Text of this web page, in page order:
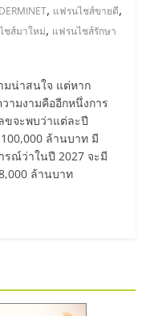
, แฟรนไชส์ขายดี,
ชส์มาใหม่, แฟรนไชส์รักษา
มน่าสนใจ แต่หาก
ามงามคืออีกหนึ่งการ
ขจะพบว่าแต่ละปี
ล้านบาท มี
รณ์ว่าในปี 2027 จะมี
ล้านบาท